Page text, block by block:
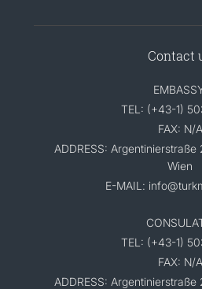
Contact
TEL: (+43-1)
FAX: N/A
ADDRESS:
Wien
E-MAIL:
TEL: (+43-1)
FAX: N/A
ADDRESS: